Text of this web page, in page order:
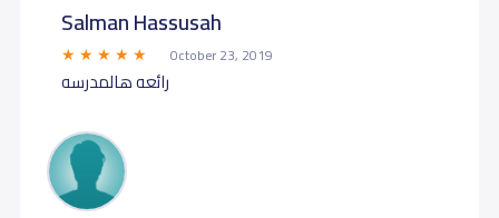
Salman Hassusah
October 23, 2019
رائعه هالمدرسه